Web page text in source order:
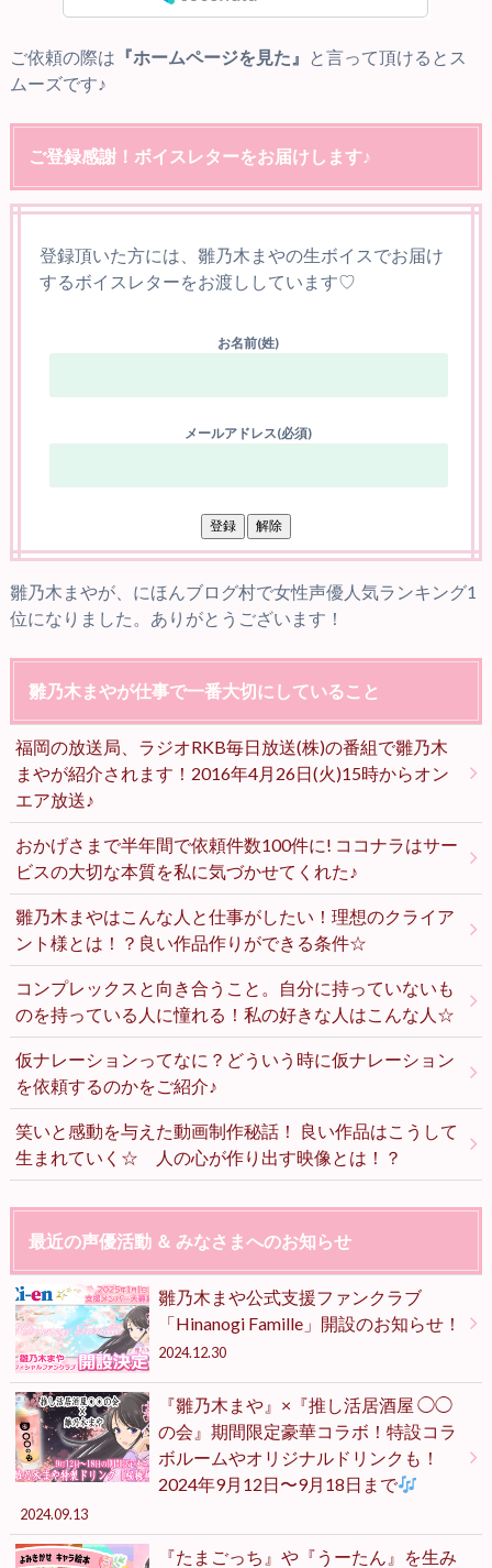
ご依頼の際は 『ホームページを見た』
と言って頂けるとス
ムーズです♪
ご登録感謝！ボイスレターをお届けします♪
登録頂いた方には、雛乃木まやの生ボイスでお届け
するボイスレターをお渡ししています♡
お名前(姓)
メールアドレス(必須)
雛乃木まやが、にほんブログ村で女性声優人気ランキング1
位になりました。ありがとうございます！
雛乃木まやが仕事で一番大切にしていること
福岡の放送局、ラジオRKB毎日放送(株)の番組で雛乃木
まやが紹介されます！2016年4月26日(火)15時からオン
エア放送♪
おかげさまで半年間で依頼件数100件に! ココナラはサー
ビスの大切な本質を私に気づかせてくれた♪
雛乃木まやはこんな人と仕事がしたい！理想のクライア
ント様とは！？良い作品作りができる条件☆
コンプレックスと向き合うこと。自分に持っていないも
のを持っている人に憧れる！私の好きな人はこんな人☆
仮ナレーションってなに？どういう時に仮ナレーション
を依頼するのかをご紹介♪
笑いと感動を与えた動画制作秘話！ 良い作品はこうして
生まれていく☆ 人の心が作り出す映像とは！？
最近の声優活動 ＆ みなさまへのお知らせ
雛乃木まや公式支援ファンクラブ
「Hinanogi Famille」開設のお知らせ！
2024.12.30
『雛乃木まや』×『推し活居酒屋 ◯◯
の会』期間限定豪華コラボ！特設コラ
ボルームやオリジナルドリンクも！
2024年9月12日〜9月18日まで
2024.09.13
『たまごっち』や『うーたん』を生み